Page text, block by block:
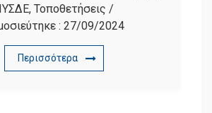
, Τοποθετήσεις /
: 27/09/2024
Περισσότερα